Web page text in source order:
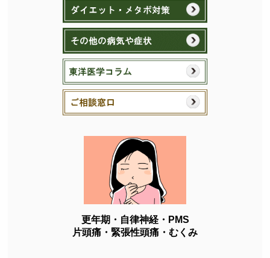
更年期・自律神経・PMS
片頭痛・緊張性頭痛・むくみ